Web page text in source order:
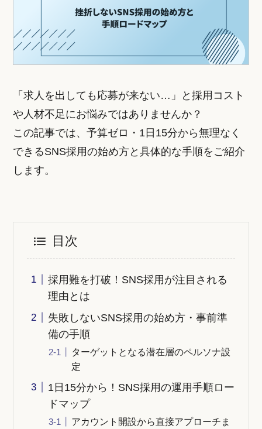
「求人を出しても応募が来ない…」と採用コスト
や人材不足にお悩みではありませんか？
この記事では、予算ゼロ・1日15分から無理なく
できるSNS採用の始め方と具体的な手順をご紹介
します。
目次
採用難を打破！SNS採用が注目される
理由とは
失敗しないSNS採用の始め方・事前準
備の手順
ターゲットとなる潜在層のペルソナ設
定
1日15分から！SNS採用の運用手順ロー
ドマップ
アカウント開設から直接アプローチま